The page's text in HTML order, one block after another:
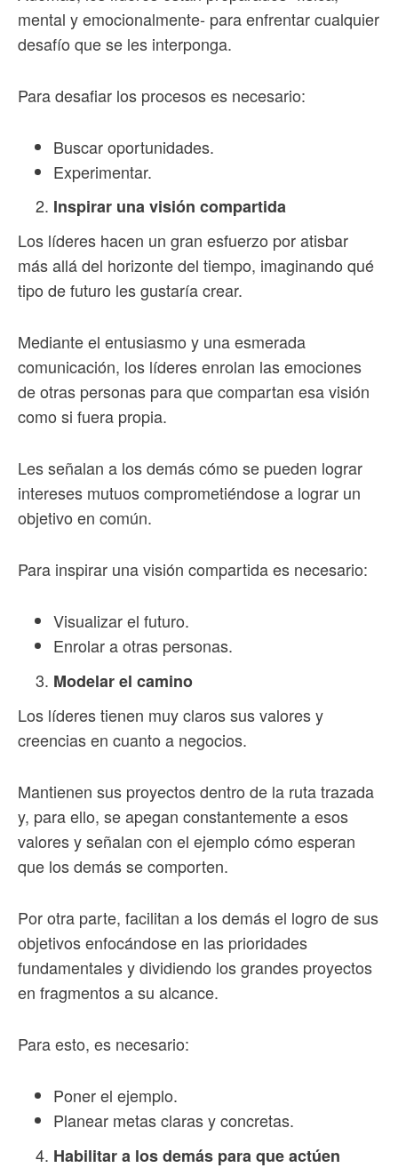
mental y emocionalmente- para enfrentar cualquier
desafío que se les interponga.
Para desafiar los procesos es necesario:
Buscar oportunidades.
Experimentar.
Inspirar una visión compartida
Los líderes hacen un gran esfuerzo por atisbar
más allá del horizonte del tiempo, imaginando qué
tipo de futuro les gustaría crear.
Mediante el entusiasmo y una esmerada
comunicación, los líderes enrolan las emociones
de otras personas para que compartan esa visión
como si fuera propia.
Les señalan a los demás cómo se pueden lograr
intereses mutuos comprometiéndose a lograr un
objetivo en común.
Para inspirar una visión compartida es necesario:
Visualizar el futuro.
Enrolar a otras personas.
Modelar el camino
Los líderes tienen muy claros sus valores y
creencias en cuanto a negocios.
Mantienen sus proyectos dentro de la ruta trazada
y, para ello, se apegan constantemente a esos
valores y señalan con el ejemplo cómo esperan
que los demás se comporten.
Por otra parte, facilitan a los demás el logro de sus
objetivos enfocándose en las prioridades
fundamentales y dividiendo los grandes proyectos
en fragmentos a su alcance.
Para esto, es necesario:
Poner el ejemplo.
Planear metas claras y concretas.
Habilitar a los demás para que actúen